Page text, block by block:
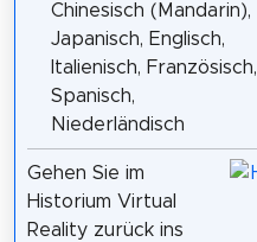
Chinesisch (Mandarin),
Japanisch, Englisch,
Italienisch, Französisch,
Spanisch,
Niederländisch
Gehen Sie im
Historium Virtual
Reality zurück ins